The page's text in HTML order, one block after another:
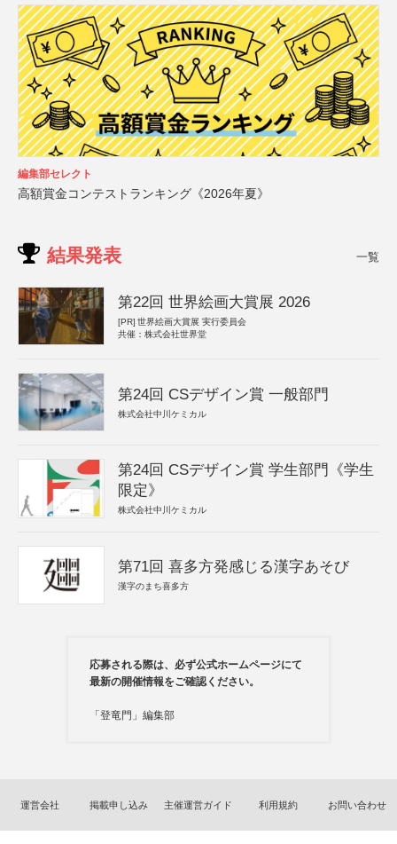
編集部セレクト
高額賞金コンテストランキング《2026年夏》
結果発表 一覧
第22回 世界絵画大賞展 2026
[PR] 世界絵画大賞展 実行委員会
共催：株式会社世界堂
第24回 CSデザイン賞 一般部門
株式会社中川ケミカル
第24回 CSデザイン賞 学生部門《学生
限定》
株式会社中川ケミカル
第71回 喜多方発感じる漢字あそび
漢字のまち喜多方
応募される際は、必ず公式ホームページにて
最新の開催情報をご確認ください。
「登竜門」編集部
運営会社 掲載申し込み 主催運営ガイド 利用規約 お問い合わせ